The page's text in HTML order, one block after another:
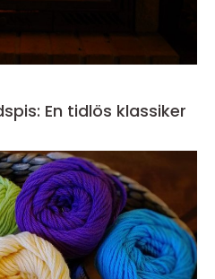
En tidlös klassiker